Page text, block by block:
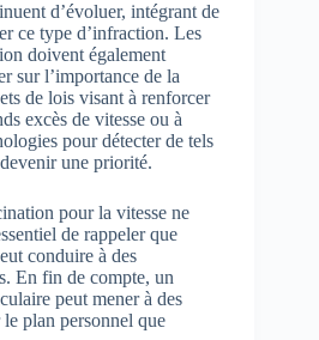
d’évoluer, intégrant de
ce type d’infraction. Les
doivent également
sur l’importance de la
de lois visant à renforcer
excès de vitesse ou à
pour détecter de tels
une priorité.
pour la vitesse ne
de rappeler que
conduire à des
En fin de compte, un
peut mener à des
le plan personnel que